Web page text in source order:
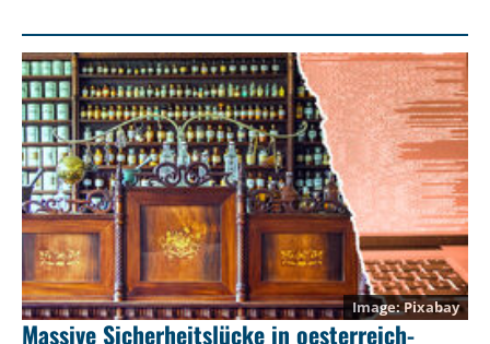
Pixabay
Massive Sicherheitslücke in oesterreich-